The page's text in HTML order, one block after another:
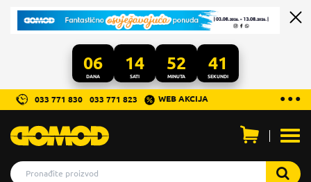
06
DANA
14
SATI
52
MINUTA
41
SEKUNDI
...
● ● ●
033 771 830 033 771 823 WEB AKCIJA